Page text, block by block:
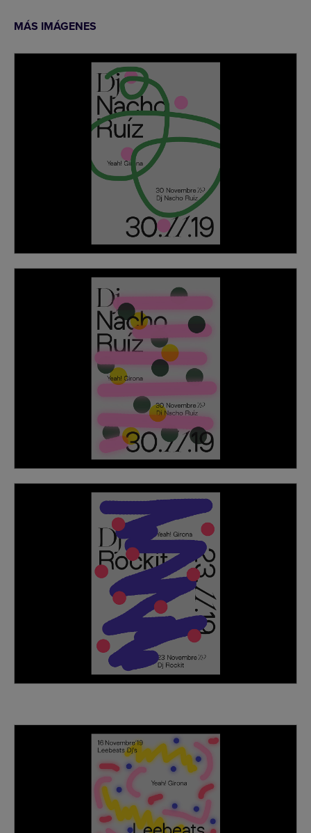
MÁS IMÁGENES